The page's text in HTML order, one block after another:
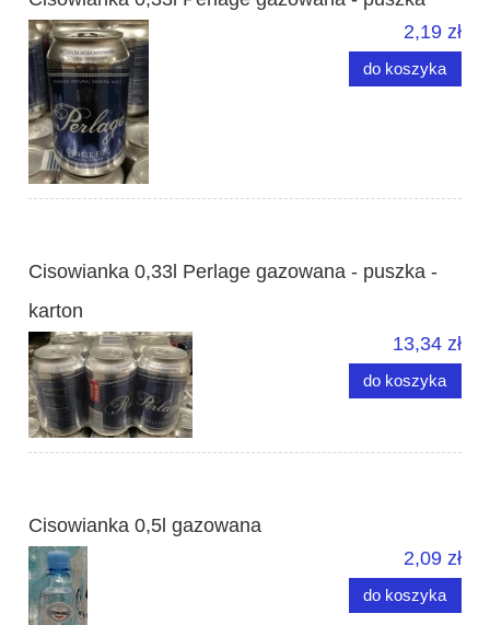
2,19 zł
do koszyka
Cisowianka 0,33l Perlage gazowana - puszka -
karton
13,34 zł
do koszyka
Cisowianka 0,5l gazowana
2,09 zł
do koszyka